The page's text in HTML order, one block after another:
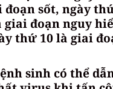
đoạn sốt, ngày
giai đoạn nguy
thứ 10 là giai
sinh có thể